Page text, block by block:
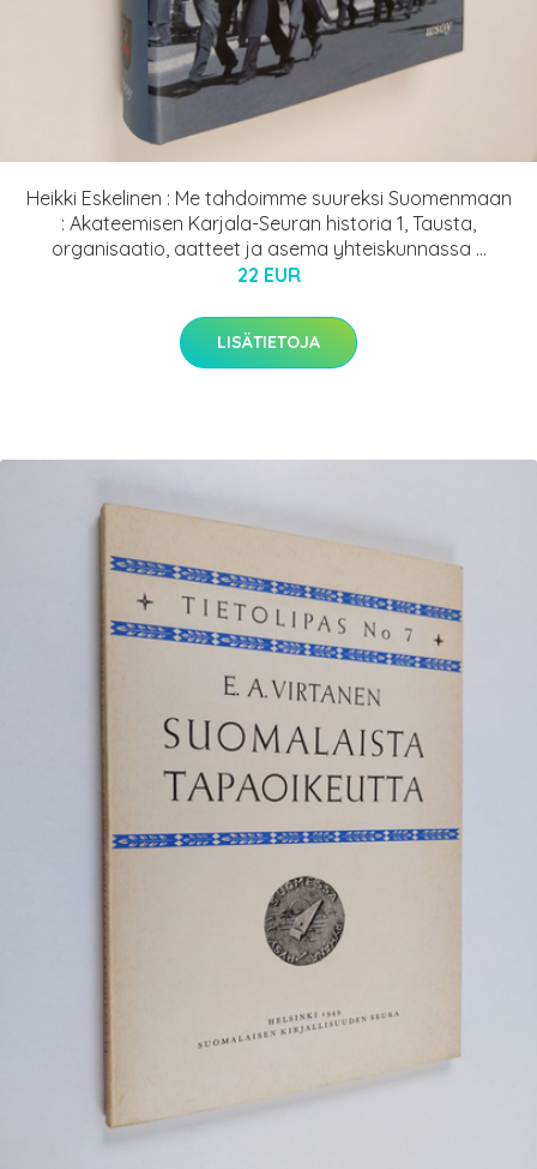
Heikki Eskelinen : Me tahdoimme suureksi Suomenmaan
: Akateemisen Karjala-Seuran historia 1, Tausta,
organisaatio, aatteet ja asema yhteiskunnassa ...
22 EUR
LISÄTIETOJA